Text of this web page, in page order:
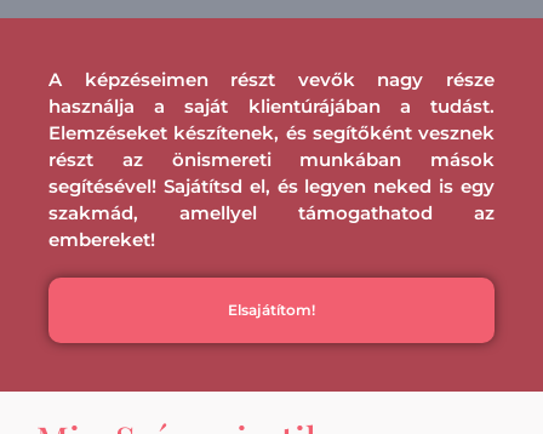
A képzéseimen részt vevők nagy része
használja a saját klientúrájában a tudást.
Elemzéseket készítenek, és segítőként vesznek
részt az önismereti munkában mások
segítésével! Sajátítsd el, és legyen neked is egy
szakmád, amellyel támogathatod az
embereket!
Elsajátítom!